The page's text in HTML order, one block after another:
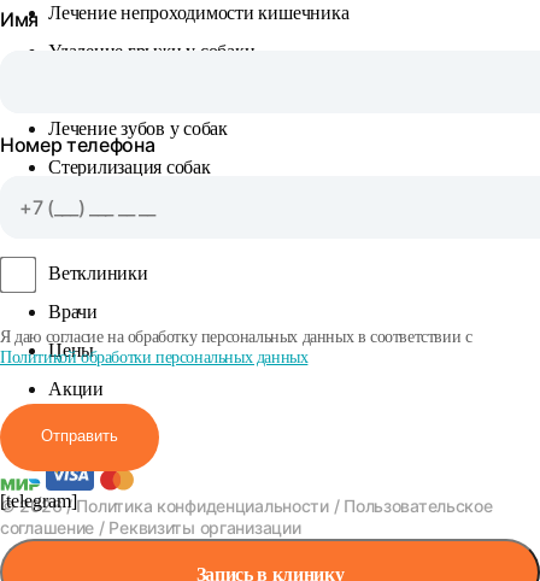
Лечение непроходимости кишечника
Удаление грыжи у собаки
Лечение зубов у собак
Стерилизация собак
КЛИЕНТУ
Ветклиники
Врачи
Цены
Акции
Вакансии
© 2026 /Политика конфиденциальности/ Пользовательское
соглашение / Реквизиты организации
Запись в клинику
Имя
Номер телефона
Я даю согласие на обработку персональных данных в соответствии с
Политикой обработки персональных данных
Отправить
[telegram]